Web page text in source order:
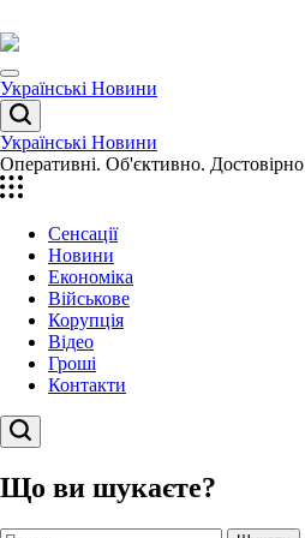
до
вмісту
Menu
Українські Новини
Пошук
Українські Новини
Оперативні. Об'єктивно. Достовірно
Сенсації
Новини
Економіка
Військове
Корупція
Відео
Гроші
Контакти
Пошук
Що ви шукаєте?